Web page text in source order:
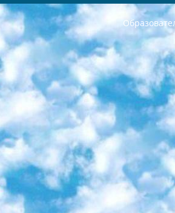
РЕСПУБЛИКА УЗБЕКИСТАН МИНИСТРЕРСТВО ДОШКОЛЬНОГО И ШКОЛЬНОГО ОБРАЗОВАНИЯ КОМАНДА в общеобразовательных учреждениях в 2023-2024 учебном году организация и проведение итоговой государственной аттестации обучающихся о Министра дошкольного и школьного образования Республики Узбекистан от 4 марта 2008 года (постановлением Минюста от 20 марта 2008 года № 1778 государственной регистрации) «Итоговое состояние учащихся общего среднего образования на основании положения об утверждении положения об аттестации общего среднего образования выпускной экзамен студентов в образовательных учреждениях в 2023-2024 учебном году В целях организации и прохождения аттестации приказываю: 1. Следующее: перечень предметов, по которым будет проводиться итоговая государственная аттестация и экзамен формы перевода согласно приложению 1; сертификаты международного